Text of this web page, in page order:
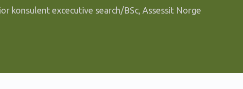
konsulent excecutive search/BSc, Assessit Norge